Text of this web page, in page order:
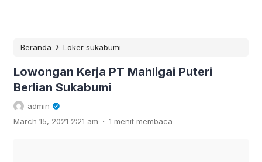
Beranda › Loker sukabumi
Lowongan Kerja PT Mahligai Puteri
Berlian Sukabumi
admin
March 15, 2021 2:21 am . 1 menit membaca